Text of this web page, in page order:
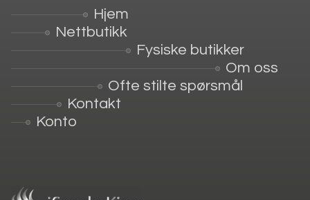
Hjem
Nettbutikk
Fysiske butikker
Om oss
Ofte stilte spørsmål
Kontakt
Konto